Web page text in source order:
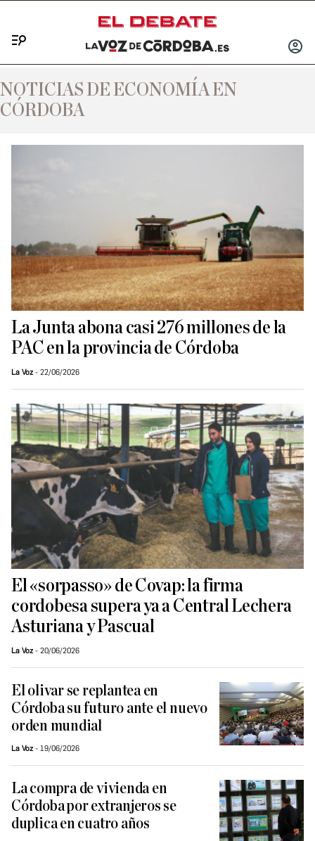
INICIAR
NOTICIAS DE ECONOMÍA EN
CÓRDOBA
La Junta abona casi 276 millones de la
PAC en la provincia de Córdoba
La Voz 22/06/2026
El «sorpasso» de Covap: la firma
cordobesa supera ya a Central Lechera
Asturiana y Pascual
La Voz 20/06/2026
El olivar se replantea en
Córdoba su futuro ante el nuevo
orden mundial
La Voz 19/06/2026
La compra de vivienda en
Córdoba por extranjeros se
duplica en cuatro años